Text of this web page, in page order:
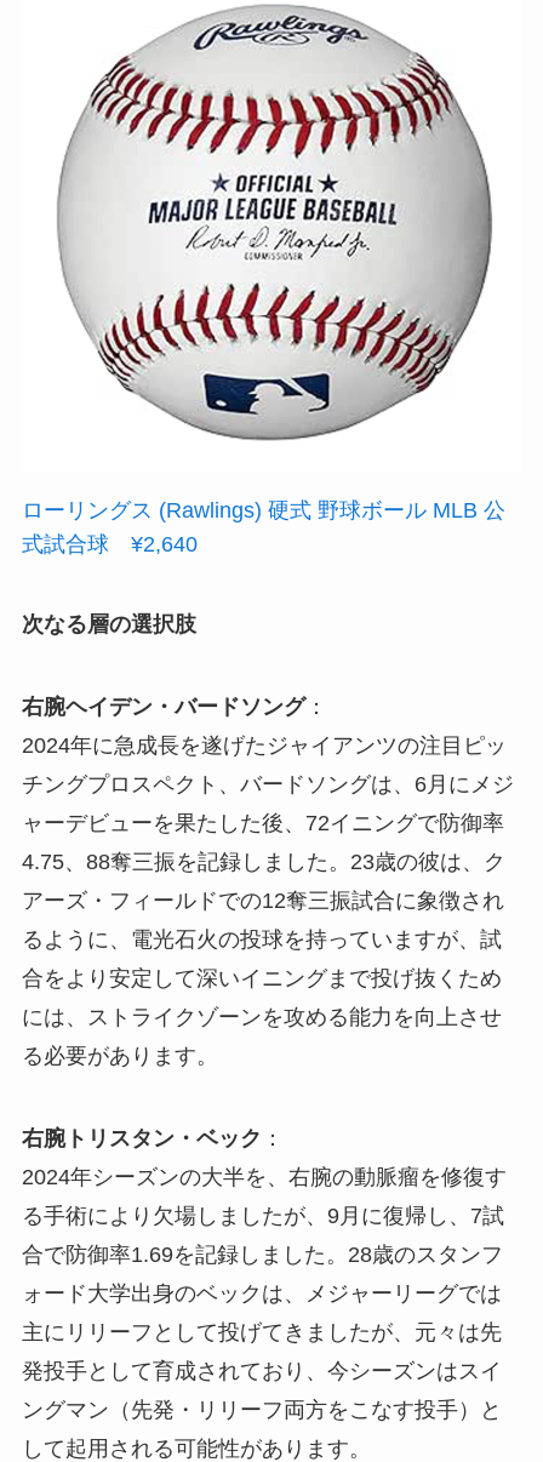
ローリングス (Rawlings) 硬式 野球ボール MLB 公
式試合球 ¥2,640
次なる層の選択肢
右腕ヘイデン・バードソング：
2024年に急成長を遂げたジャイアンツの注目ピッ
チングプロスペクト、バードソングは、6月にメジ
ャーデビューを果たした後、72イニングで防御率
4.75、88奪三振を記録しました。23歳の彼は、ク
アーズ・フィールドでの12奪三振試合に象徴され
るように、電光石火の投球を持っていますが、試
合をより安定して深いイニングまで投げ抜くため
には、ストライクゾーンを攻める能力を向上させ
る必要があります。
右腕トリスタン・ベック ：
2024年シーズンの大半を、右腕の動脈瘤を修復す
る手術により欠場しましたが、9月に復帰し、7試
合で防御率1.69を記録しました。28歳のスタンフ
ォード大学出身のベックは、メジャーリーグでは
主にリリーフとして投げてきましたが、元々は先
発投手として育成されており、今シーズンはスイ
ングマン（先発・リリーフ両方をこなす投手）と
して起用される可能性があります。